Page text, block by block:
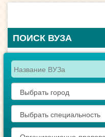
ПОИСК ВУЗА